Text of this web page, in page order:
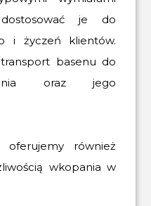
je do
i życzeń klientów.
basenu do
oraz jego
również
wkopania w